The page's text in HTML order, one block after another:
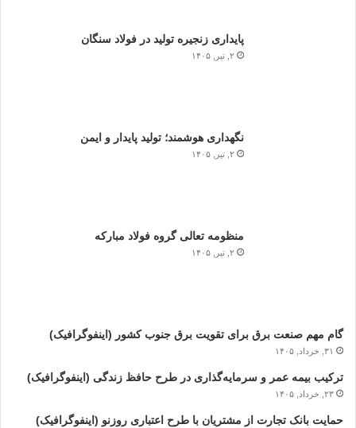
پایداری زنجیره تولید در فولاد سنگان
۲, تیر, ۱۴۰۵
نگهداری هوشمند؛ تولید پایدار و ایمن
۲, تیر, ۱۴۰۵
منظومه تعالی گروه فولاد مبارکه
۲, تیر, ۱۴۰۵
گام مهم صنعت برق برای تقویت برق جنوب کشور (اینفوگرافیک)
۳۱, خرداد, ۱۴۰۵
ترکیب بیمه عمر و سرمایه‌گذاری در طرح حافظ زندگی (اینفوگرافیک)
۲۳, خرداد, ۱۴۰۵
حمایت بانک تجارت از مشتریان با طرح اعتباری روزنو (اینفوگرافیک)